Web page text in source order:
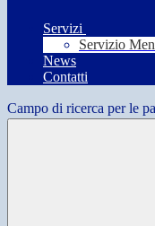
Servizi
Servizio
News
Contatti
Campo di ricerca per le